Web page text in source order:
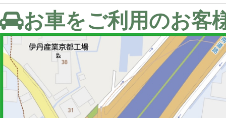
お車をご利用のお客